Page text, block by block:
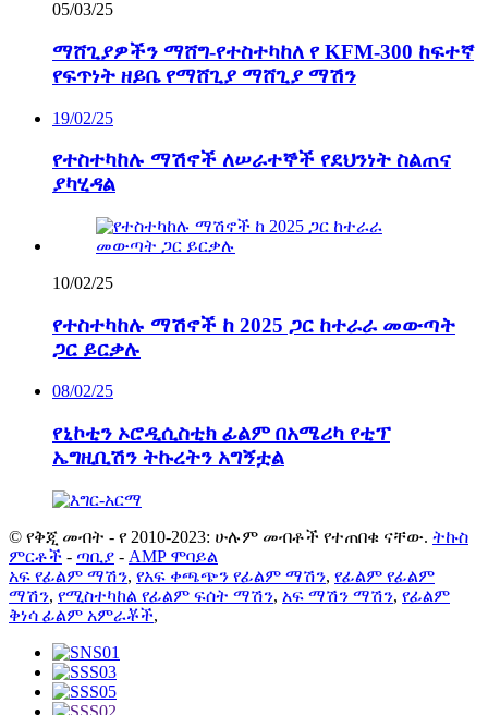
05/03/25
ማሸጊያዎችን ማሸግ-የተስተካከለ የ KFM-300 ከፍተኛ
የፍጥነት ዘይቤ የማሸጊያ ማሸጊያ ማሽን
19/02/25
የተስተካከሉ ማሽኖች ለሠራተኞች የደህንነት ስልጠና
ያካሂዳል
10/02/25
የተስተካከሉ ማሽኖች ከ 2025 ጋር ከተራራ መውጣት
ጋር ይርቃሉ
08/02/25
የኒኮቲን ኦሮዲሲስቲክ ፊልም በአሜሪካ የቲፕ
ኤግዚቢሽን ትኩረትን አግኝቷል
© የቅጂ መብት - የ 2010-2023: ሁሉም መብቶች የተጠበቁ ናቸው. ትኩስ
ምርቶች - ጣቢያ - AMP ሞባይል
አፍ የፊልም ማሽን, የአፍ ቀጫጭን የፊልም ማሽን, የፊልም የፊልም
ማሽን, የሚስተካከል የፊልም ፍሰት ማሽን, አፍ ማሽን ማሽን, የፊልም
ቅነሳ ፊልም አምራቾች,